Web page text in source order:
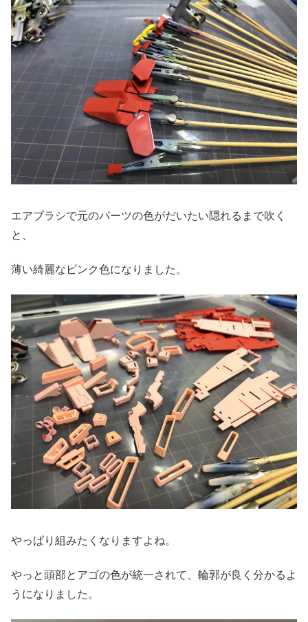
エアブラシで元のパーツの色がだいたい隠れるまで吹く
と、
薄い綺麗なピンク色になりました。
やっぱり組みたくなりますよね。
やっと頭部とアゴの色が統一されて、輪郭が良く分かるよ
うになりました。